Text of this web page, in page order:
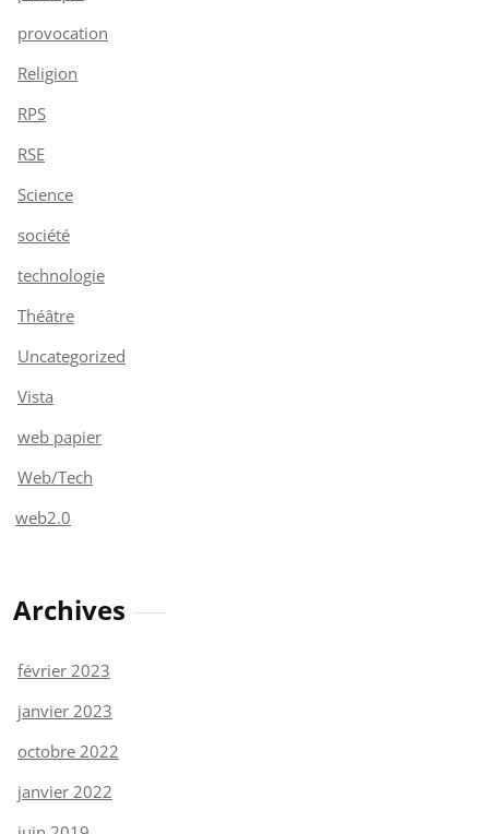
provocation
Religion
RPS
RSE
Science
société
technologie
Théâtre
Uncategorized
Vista
web papier
Web/Tech
web2.0
Archives
février 2023
janvier 2023
octobre 2022
janvier 2022